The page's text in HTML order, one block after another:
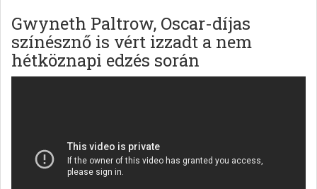
Gwyneth Paltrow, Oscar-díjas
színésznő is vért izzadt a nem
hétköznapi edzés során